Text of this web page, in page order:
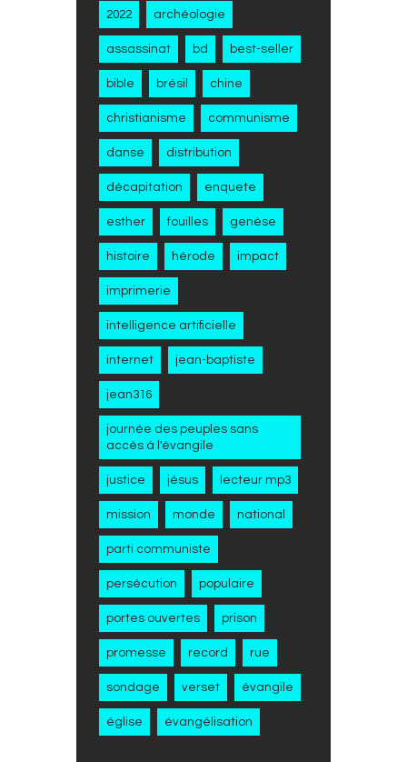
2022 archéologie
assassinat bd best-seller
bible brésil chine
christianisme communisme
danse distribution
décapitation enquete
esther fouilles genèse
histoire hérode impact
imprimerie
intelligence artificielle
internet jean-baptiste
jean316
journée des peuples sans
accès à l'évangile
justice jésus lecteur mp3
mission monde national
parti communiste
persécution populaire
portes ouvertes prison
promesse record rue
sondage verset évangile
église évangélisation